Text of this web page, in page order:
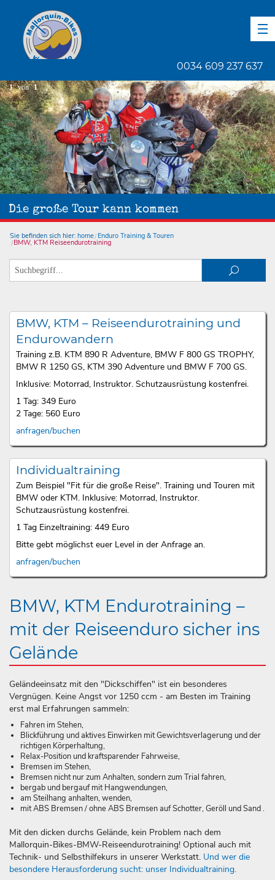
0034 609 237 637
Die große Tour kann kommen
1 von 1
Sie befinden sich hier: home Enduro Training & Touren
BMW, KTM Reiseendurotraining
BMW, KTM – Reiseendurotraining und
Endurowandern
Training z.B. KTM 890 R Adventure, BMW F 800 GS TROPHY,
BMW R 1250 GS, KTM 390 Adventure und BMW F 700 GS.
Inklusive: Motorrad, Instruktor. Schutzausrüstung kostenfrei.
1 Tag: 349 Euro
2 Tage: 560 Euro
anfragen/buchen
Individualtraining
Zum Beispiel "Fit für die große Reise". Training und Touren mit
BMW oder KTM. Inklusive: Motorrad, Instruktor.
Schutzausrüstung kostenfrei.
1 Tag Einzeltraining: 449 Euro
Bitte gebt möglichst euer Level in der Anfrage an.
anfragen/buchen
BMW, KTM Endurotraining –
mit der Reiseenduro sicher ins
Gelände
Geländeeinsatz mit den "Dickschiffen" ist ein besonderes
Vergnügen. Keine Angst vor 1250 ccm - am Besten im Training
erst mal Erfahrungen sammeln:
Fahren im Stehen,
Blickführung und aktives Einwirken mit Gewichtsverlagerung und der
richtigen Körperhaltung,
Relax-Position und kraftsparender Fahrweise,
Bremsen im Stehen,
Bremsen nicht nur zum Anhalten, sondern zum Trial fahren,
bergab und bergauf mit Hangwendungen,
am Steilhang anhalten, wenden,
mit ABS Bremsen / ohne ABS Bremsen auf Schotter, Geröll und Sand .
Mit den dicken durchs Gelände, kein Problem nach dem
Mallorquin-Bikes-BMW-Reiseendurotraining! Optional auch mit
Technik- und Selbsthilfekurs in unserer Werkstatt. Und wer die
besondere Herausforderung sucht: unser Individualtraining.